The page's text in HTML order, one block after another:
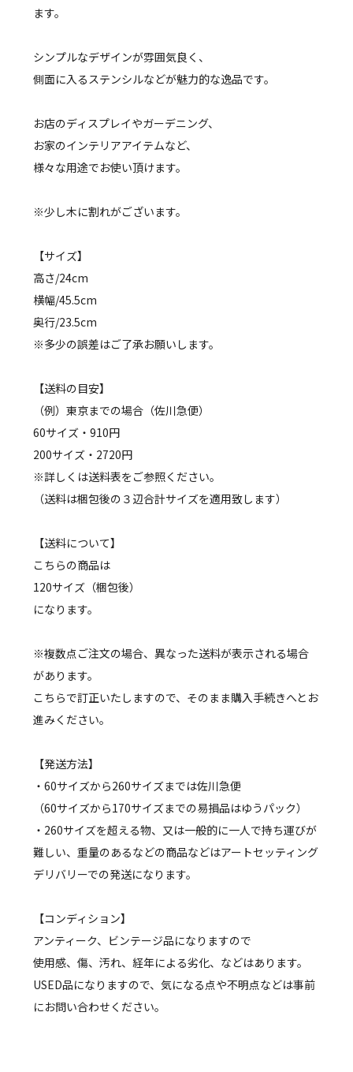
ます。
シンプルなデザインが雰囲気良く、
側面に入るステンシルなどが魅力的な逸品です。
お店のディスプレイやガーデニング、
お家のインテリアアイテムなど、
様々な用途でお使い頂けます。
※少し木に割れがございます。
【サイズ】
高さ/24cm
横幅/45.5cm
奥行/23.5cm
※多少の誤差はご了承お願いします。
【送料の目安】
（例）東京までの場合（佐川急便）
60サイズ・910円
200サイズ・2720円
※詳しくは送料表をご参照ください。
（送料は梱包後の３辺合計サイズを適用致します）
【送料について】
こちらの商品は
120サイズ（梱包後）
になります。
※複数点ご注文の場合、異なった送料が表示される場合
があります。
こちらで訂正いたしますので、そのまま購入手続きへとお
進みください。
【発送方法】
・60サイズから260サイズまでは佐川急便
（60サイズから170サイズまでの易損品はゆうパック）
・260サイズを超える物、又は一般的に一人で持ち運びが
難しい、重量のあるなどの商品などはアートセッティング
デリバリーでの発送になります。
【コンディション】
アンティーク、ビンテージ品になりますので
使用感、傷、汚れ、経年による劣化、などはあります。
USED品になりますので、気になる点や不明点などは事前
にお問い合わせください。